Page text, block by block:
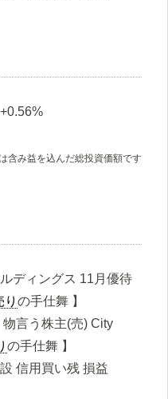
含み益を込んだ総投資価額です
ディングス 11月優待
り の手仕舞 】
言う株主(売) City
の手仕舞 】
信用買い残 損益